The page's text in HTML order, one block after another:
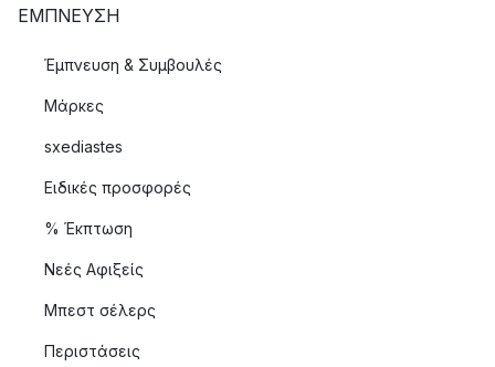
ΈΜΠΝΕΥΣΗ
Έμπνευση & Συμβουλές
Μάρκες
sxediastes
Ειδικές προσφορές
% Έκπτωση
Νεές Αφιξείς
Μπεστ σέλερς
Περιστάσεις